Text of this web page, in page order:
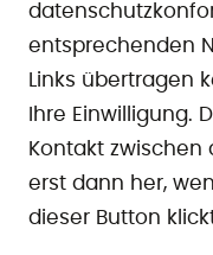
entsprechenden
Links übertragen
Ihre Einwilligung.
Kontakt zwischen
erst dann her,
dieser Button